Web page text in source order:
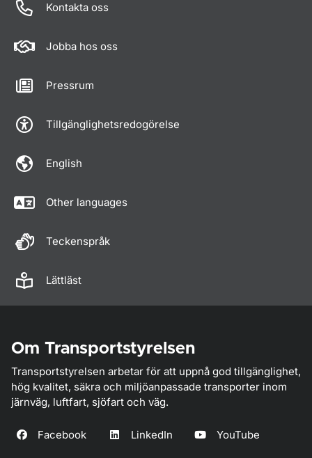
Kontakta oss
Jobba hos oss
Pressrum
Tillgänglighetsredogörelse
English
Other languages
Teckenspråk
Lättläst
Om Transportstyrelsen
Transportstyrelsen arbetar för att uppnå god tillgänglighet,
hög kvalitet, säkra och miljöanpassade transporter inom
järnväg, luftfart, sjöfart och väg.
Facebook LinkedIn YouTube